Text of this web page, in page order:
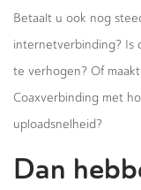
Betaalt u ook nog
internetverbinding? Is
te verhogen? Of
Coaxverbinding met
uploadsnelheid?
Dan